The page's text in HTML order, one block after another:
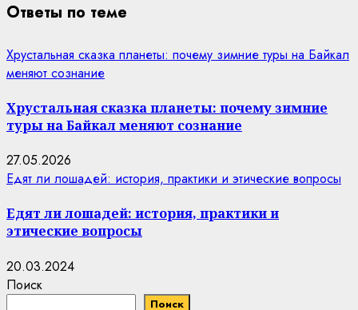
Ответы по теме
Хрустальная сказка планеты: почему зимние туры на Байкал
меняют сознание
Хрустальная сказка планеты: почему зимние
туры на Байкал меняют сознание
27.05.2026
Едят ли лошадей: история, практики и этические вопросы
Едят ли лошадей: история, практики и
этические вопросы
20.03.2024
Поиск
Поиск